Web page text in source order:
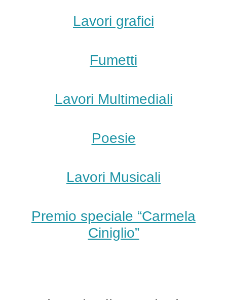
Lavori grafici
Fumetti
Lavori Multimediali
Poesie
Lavori Musicali
Premio speciale “Carmela
Ciniglio”